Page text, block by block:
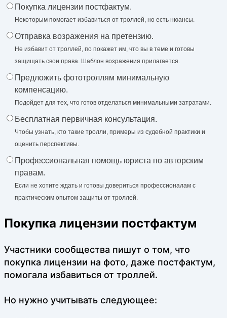
Покупка лицензии постфактум.
Некоторым помогает избавиться от троллей, но есть нюансы.
Отправка возражения на претензию.
Не избавит от троллей, по покажет им, что вы в теме и готовы
защищать свои права. Шаблон возражения прилагается.
Предложить фототроллям минимальную
компенсацию.
Подойдет для тех, что готов отделаться минимальными затратами.
Бесплатная первичная консультация.
Чтобы узнать, кто такие тролли, примеры из судебной практики и
оценить перспективы.
Профессиональная помощь юриста по авторским
правам.
Если не хотите ждать и готовы довериться профессионалам с
практическим опытом защиты от троллей.
Покупка лицензии постфактум
Участники сообщества пишут о том, что
покупка лицензии на фото, даже постфактум,
помогала избавиться от троллей.
Но нужно учитывать следующее: